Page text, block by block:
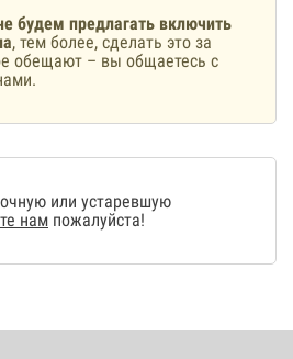
будем предлагать включить
, тем более, сделать это за
обещают – вы общаетесь с
или устаревшую
нам пожалуйста!